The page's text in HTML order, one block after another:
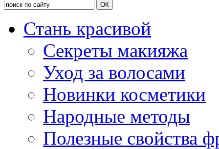
Стань красивой
Секреты макияжа
Уход за волосами
Новинки косметики
Народные методы
Полезные свойства